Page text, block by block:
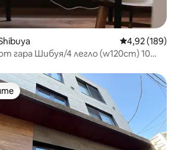
Средна
4,92 (189)
гара Шибуя/4 легло (w120cm) 10